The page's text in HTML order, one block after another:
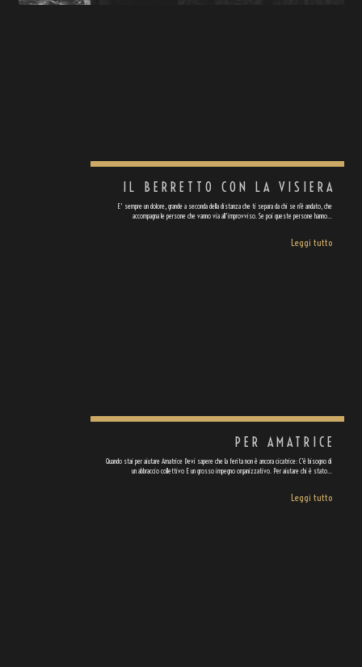
IL BERRETTO CON LA VISIERA
E' sempre un dolore, grande a seconda della distanza che ti separa da chi se n'è andato, che
accompagna le persone che vanno via all'improvviso. Se poi queste persone hanno…
Leggi tutto
PER AMATRICE
Quando stai per aiutare Amatrice Devi sapere che la ferita non è ancora cicatrice: C'è bisogno di
un abbraccio collettivo E un grosso impegno organizzativo. Per aiutare chi è stato…
Leggi tutto